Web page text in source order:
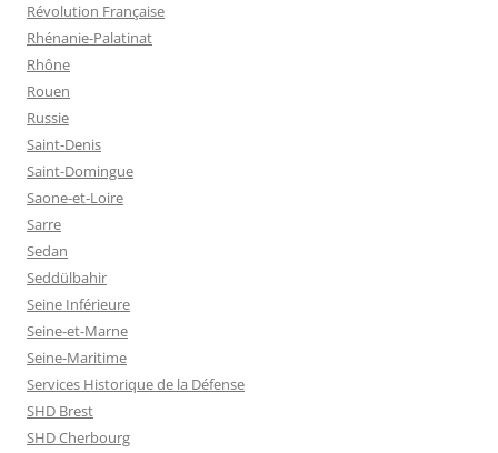
Révolution Française
Rhénanie-Palatinat
Rhône
Rouen
Russie
Saint-Denis
Saint-Domingue
Saone-et-Loire
Sarre
Sedan
Seddülbahir
Seine Inférieure
Seine-et-Marne
Seine-Maritime
Services Historique de la Défense
SHD Brest
SHD Cherbourg